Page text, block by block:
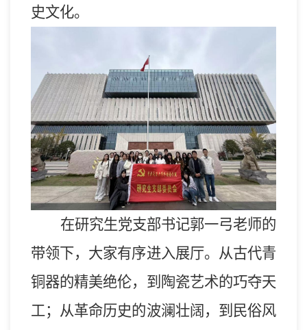
史文化。
在研究生党支部书记郭一弓老师的
带领下，大家有序进入展厅。 从古代青
铜器的精美绝伦，到陶瓷艺术的巧夺天
工；从革命历史的波澜壮阔，到民俗风